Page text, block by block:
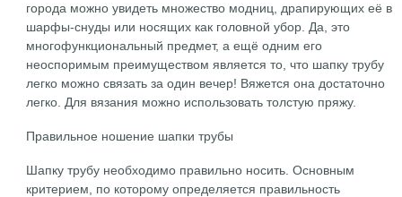
города можно увидеть множество модниц, драпирующих её в
шарфы-снуды или носящих как головной убор. Да, это
многофункциональный предмет, а ещё одним его
неоспоримым преимуществом является то, что шапку трубу
легко можно связать за один вечер! Вяжется она достаточно
легко. Для вязания можно использовать толстую пряжу.
Правильное ношение шапки трубы
Шапку трубу необходимо правильно носить. Основным
критерием, по которому определяется правильность